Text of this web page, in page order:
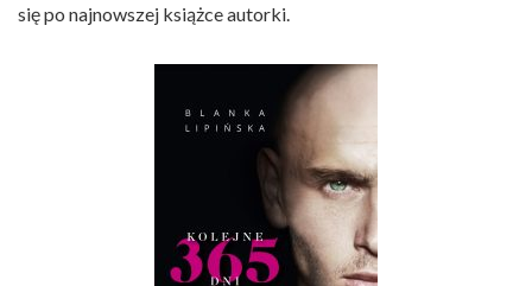
się po najnowszej książce autorki.